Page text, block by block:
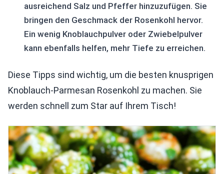
ausreichend Salz und Pfeffer hinzuzufügen. Sie
bringen den Geschmack der Rosenkohl hervor.
Ein wenig Knoblauchpulver oder Zwiebelpulver
kann ebenfalls helfen, mehr Tiefe zu erreichen.
Diese Tipps sind wichtig, um die besten knusprigen
Knoblauch-Parmesan Rosenkohl zu machen. Sie
werden schnell zum Star auf Ihrem Tisch!